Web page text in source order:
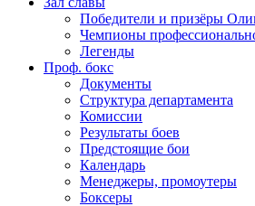
Победители и призёры
Чемпионы
Легенды
Проф. бокс
Документы
Структура департамента
Комиссии
Результаты боев
Предстоящие бои
Календарь
Менеджеры, промоутеры
Боксеры